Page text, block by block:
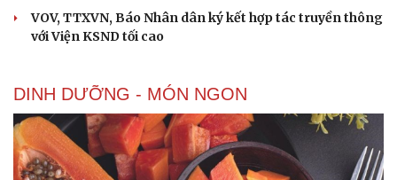
VOV, TTXVN, Báo Nhân dân ký kết hợp tác truyền thông
với Viện KSND tối cao
DINH DƯỠNG - MÓN NGON